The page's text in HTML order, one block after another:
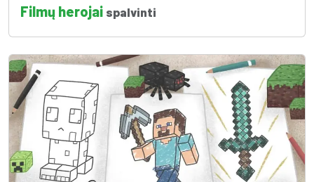
Filmų herojai spalvinti